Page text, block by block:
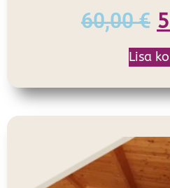
60,00€
Lisa